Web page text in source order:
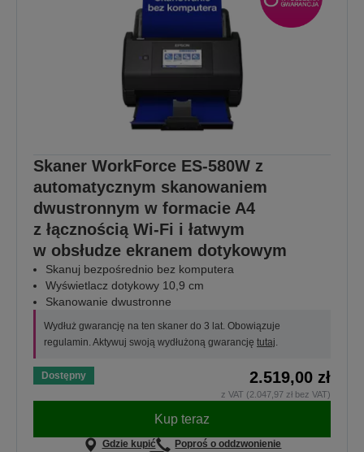
Skaner WorkForce ES-580W z
automatycznym skanowaniem
dwustronnym w formacie A4
z łącznością Wi-Fi i łatwym
w obsłudze ekranem dotykowym
Skanuj bezpośrednio bez komputera
Wyświetlacz dotykowy 10,9 cm
Skanowanie dwustronne
Wydłuż gwarancję na ten skaner do 3 lat. Obowiązuje
regulamin. Aktywuj swoją wydłużoną gwarancję tutaj.
Dostępny 2.519,00 zł
z VAT (2.047,97 zł bez VAT)
Kup teraz
Gdzie kupić
Poproś o oddzwonienie